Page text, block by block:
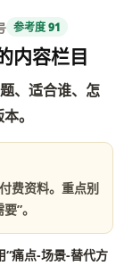
参考度 91
内容栏目
、适合谁、怎
。
费资料。重点别
”。
“痛点-场景-替代方